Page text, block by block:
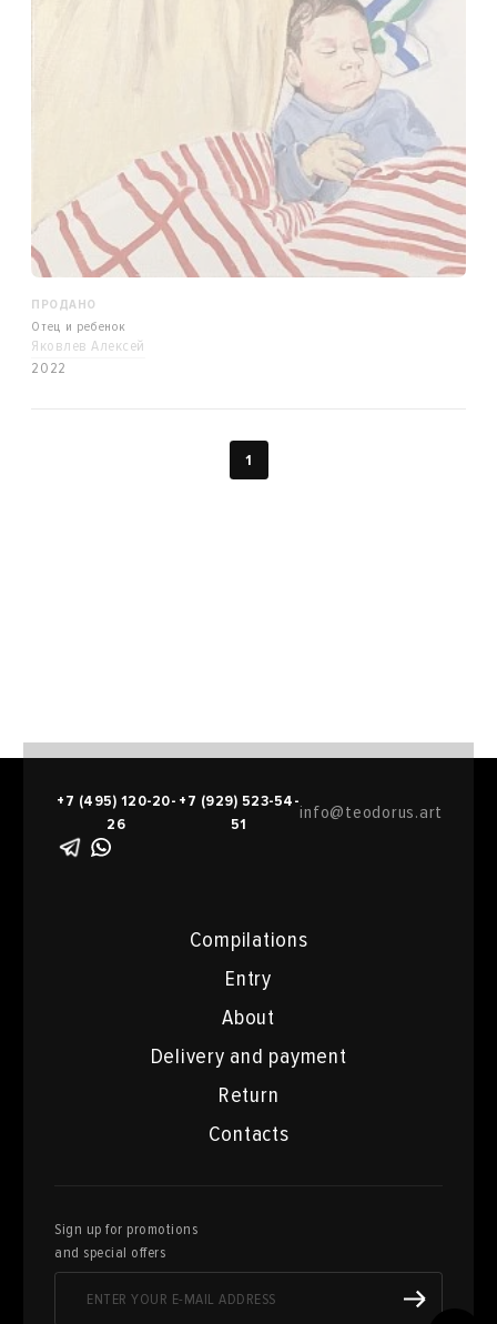
ПРОДАНО
Отец и ребенок
Яковлев Алексей
2022
1
Compilations
Entry
About
Delivery and payment
Return
Contacts
+7 (495) 120-20-
26
+7 (929) 523-54-
51
info@teodorus.art
Sign up for promotions
and special offers